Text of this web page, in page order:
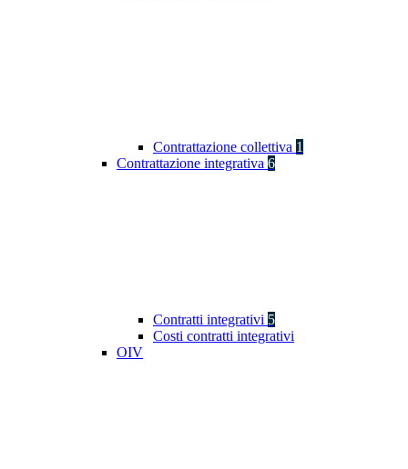
Contrattazione collettiva 1
Contrattazione integrativa 6
Contratti integrativi 5
Costi contratti integrativi
OIV